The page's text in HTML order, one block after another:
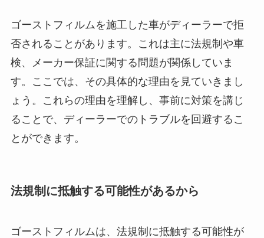
ゴーストフィルムを施工した車がディーラーで拒
否されることがあります。これは主に法規制や車
検、メーカー保証に関する問題が関係していま
す。ここでは、その具体的な理由を見ていきまし
ょう。これらの理由を理解し、事前に対策を講じ
ることで、ディーラーでのトラブルを回避するこ
とができます。
法規制に抵触する可能性があるから
ゴーストフィルムは、法規制に抵触する可能性が